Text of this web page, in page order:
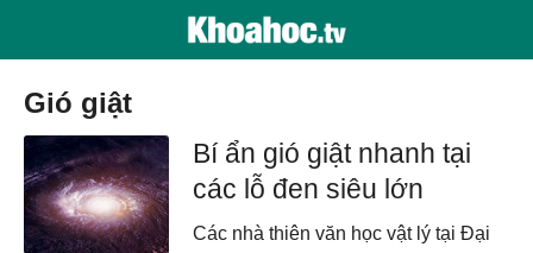
gió giật
Bí ẩn gió giật nhanh tại
các lỗ đen siêu lớn
Các nhà thiên văn học vật lý tại Đại